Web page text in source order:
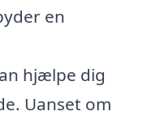
en
hjælpe dig
Uanset om